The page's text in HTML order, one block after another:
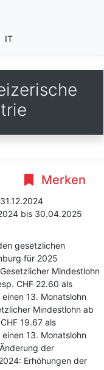
IT
Merken
bis 30.04.2025
gesetzlichen
für 2025
Mindestlohn
CHF 22.60 als
13. Monatslohn
Mindestlohn ab
19.67 als
13. Monatslohn
der
Erhöhungen der